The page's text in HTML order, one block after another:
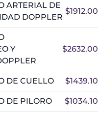
ARTERIAL DE
DOPPLER
$1912.00
Y
$2632.00
DE CUELLO $1439.10
DE PILORO $1034.10